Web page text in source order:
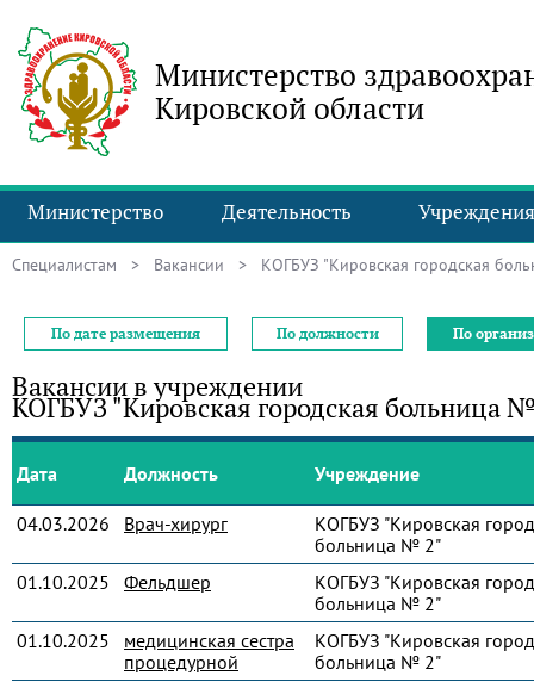
Министерство
Кировской области
Министерство Деятельность Учреждения
Специалистам > Вакансии > КОГБУЗ "Кировская городская
По дате размещения По должности По
Вакансии в учреждении
КОГБУЗ "Кировская городская больница
Дата Должность Учреждение
04.03.2026 Врач-хирург
КОГБУЗ "Кировская
больница № 2"
01.10.2025
Фельдшер
КОГБУЗ "Кировская
больница № 2"
01.10.2025
медицинская сестра
процедурной
КОГБУЗ "Кировская
больница № 2"